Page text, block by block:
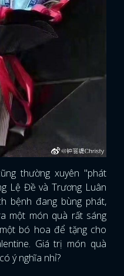
thường xuyên "phát
Lệ Đề và Trương Luân
bệnh đang bùng phát,
một món quà rất sáng
bó hoa để tặng cho
Giá trị món quà
ý nghĩa nhỉ?